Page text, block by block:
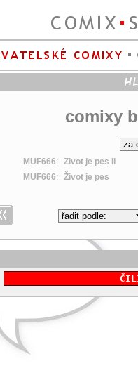
comixy
MUF666: Zivot je pes II
MUF666: Život je pes